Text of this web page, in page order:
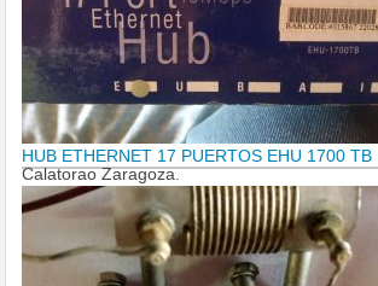
HUB ETHERNET 17 PUERTOS EHU 1700 TB
Calatorao Zaragoza.